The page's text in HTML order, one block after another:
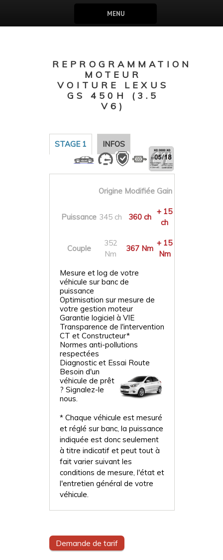
MENU
REPROGRAMMATION
MOTEUR
VOITURE LEXUS
GS 450H (3.5
V6)
STAGE 1 INFOS
Origine Modifiée Gain
Puissance 345 ch 360 ch
+ 15
ch
Couple
352
Nm
367 Nm
+ 15
Nm
Mesure et log de votre
véhicule sur banc de
puissance
Optimisation sur mesure de
votre gestion moteur
Garantie logiciel à VIE
Transparence de l'intervention
CT et Constructeur*
Normes anti-pollutions
respectées
Diagnostic et Essai Route
Besoin d'un
véhicule de prêt
? Signalez-le
nous.
* Chaque véhicule est mesuré
et réglé sur banc, la puissance
indiquée est donc seulement
à titre indicatif et peut tout à
fait varier suivant les
conditions de mesure, l'état et
l'entretien général de votre
véhicule.
Demande de tarif